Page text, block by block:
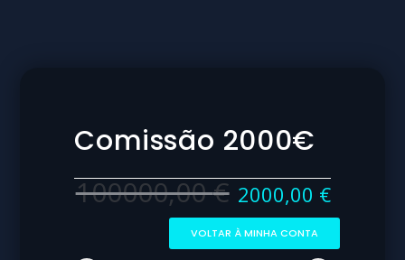
Comissão 2000€
100000,00€ 2000,00 €
VOLTAR À MINHA CONTA